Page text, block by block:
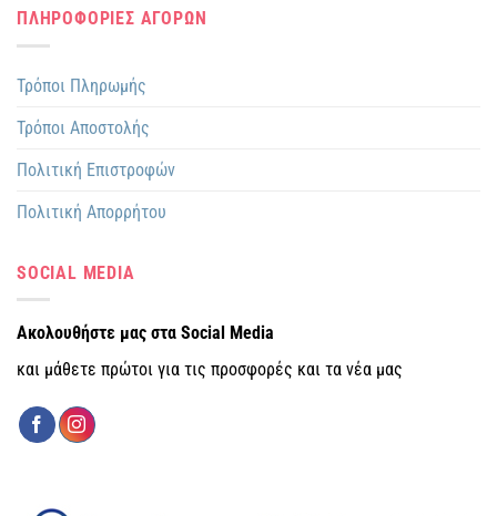
ΠΛΗΡΟΦΟΡΙΕΣ ΑΓΟΡΩΝ
Τρόποι Πληρωμής
Τρόποι Αποστολής
Πολιτική Επιστροφών
Πολιτική Απορρήτου
SOCIAL MEDIA
Ακολουθήστε μας στα Social Media
και μάθετε πρώτοι για τις προσφορές και τα νέα μας